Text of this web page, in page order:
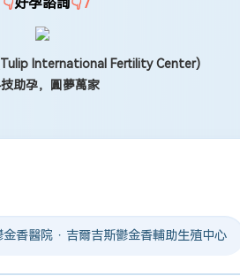
International Fertility Center)
助孕，圓夢萬家
香醫院 · 吉爾吉斯鬱金香輔助生殖中心